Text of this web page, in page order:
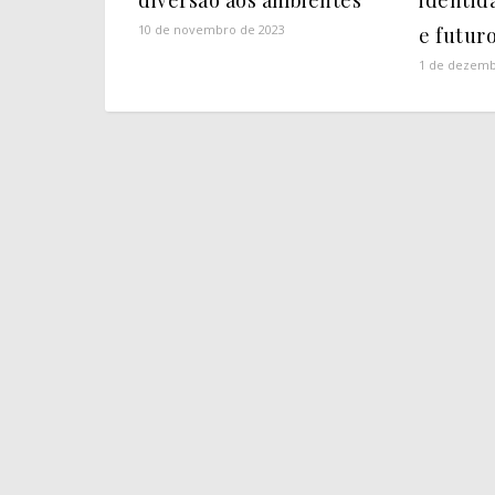
10 de novembro de 2023
e futuro
1 de